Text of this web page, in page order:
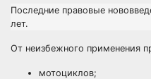
Последние правовые
лет.
От неизбежного применения
мотоциклов;